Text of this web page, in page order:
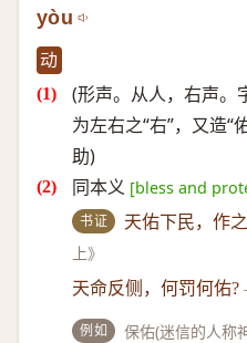
yòu
动
(形声。从人，右声。
为左右之“右”，又造“
助)
同本义 [bless and
书证 天佑下民，作
上》
天命反侧，何罚何佑?
例如
保佑(迷信的人称